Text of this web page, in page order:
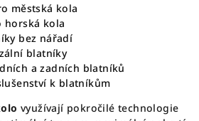
městská kola
horská kola
bez nářadí
blatníky
a zadních blatníků
k blatníkům
využívají pokročilé technologie